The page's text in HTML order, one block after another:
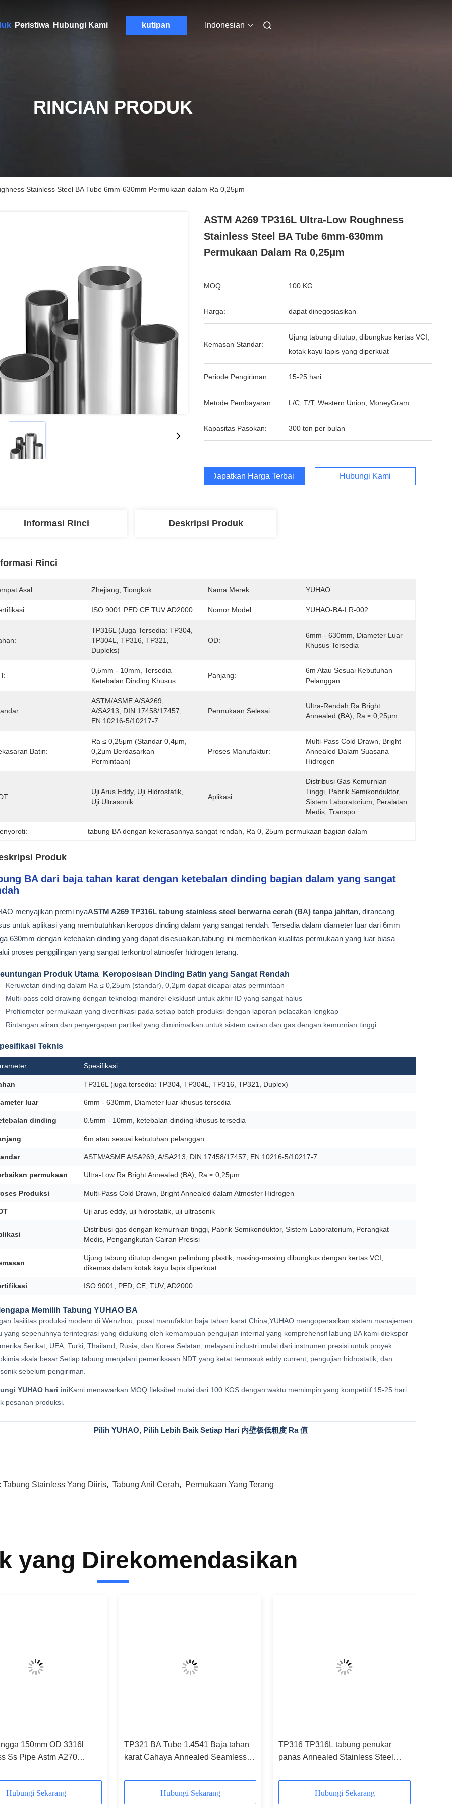
Peristiwa Hubungi Kami kutipan Indonesian
RINCIAN PRODUK
Stainless Steel BA Tube 6mm-630mm Permukaan dalam Ra 0,25μm
ASTM A269 TP316L Ultra-Low Roughness
Stainless Steel BA Tube 6mm-630mm
Permukaan Dalam Ra 0,25μm
MOQ: 100 KG
Harga: dapat dinegosiasikan
Kemasan Standar:
Ujung tabung ditutup, dibungkus kertas VCI,
kotak kayu lapis yang diperkuat
Periode Pengiriman: 15-25 hari
Metode Pembayaran: L/C, T/T, Western Union, MoneyGram
Kapasitas Pasokan: 300 ton per bulan
Dapatkan Harga Terbaik Hubungi Kami
Informasi Rinci Deskripsi Produk
Rinci
Asal Zhejiang, Tiongkok Nama Merek YUHAO
ISO 9001 PED CE TUV AD2000 Nomor Model YUHAO-BA-LR-002
TP316L (juga Tersedia: TP304,
TP304L, TP316, TP321,
Dupleks)
OD:
6mm - 630mm, Diameter Luar
Khusus Tersedia
0,5mm - 10mm, Tersedia
Ketebalan Dinding Khusus
Panjang:
6m Atau Sesuai Kebutuhan
Pelanggan
ASTM/ASME A/SA269,
A/SA213, DIN 17458/17457,
EN 10216-5/10217-7
Permukaan Selesai:
Ultra-Rendah Ra Bright
Annealed (BA), Ra ≤ 0,25μm
Batin:
Ra ≤ 0,25μm (standar 0,4μm,
0,2μm Berdasarkan
Permintaan)
Proses Manufaktur:
Multi-Pass Cold Drawn, Bright
Annealed Dalam Suasana
Hidrogen
Uji Arus Eddy, Uji Hidrostatik,
Uji Ultrasonik
Aplikasi:
Distribusi Gas Kemurnian
Tinggi, Pabrik Semikonduktor,
Sistem Laboratorium, Peralatan
Medis, Transpo
tabung BA dengan kekerasannya sangat rendah Ra 0 25μm permukaan bagian dalam
Produk
BA dari baja tahan karat dengan ketebalan dinding bagian dalam yang sangat
menyajikan premi nyaASTM A269 TP316L tabung stainless steel berwarna cerah (BA) tanpa jahitan, dirancang
untuk aplikasi yang membutuhkan keropos dinding dalam yang sangat rendah. Tersedia dalam diameter luar dari 6mm
630mm dengan ketebalan dinding yang dapat disesuaikan,tabung ini memberikan kualitas permukaan yang luar biasa
proses penggilingan yang sangat terkontrol atmosfer hidrogen terang.
Produk Utama ️ Keroposisan Dinding Batin yang Sangat Rendah
Keruwetan dinding dalam Ra ≤ 0,25μm (standar), 0,2μm dapat dicapai atas permintaan
Multi-pass cold drawing dengan teknologi mandrel eksklusif untuk akhir ID yang sangat halus
Profilometer permukaan yang diverifikasi pada setiap batch produksi dengan laporan pelacakan lengkap
Rintangan aliran dan penyergapan partikel yang diminimalkan untuk sistem cairan dan gas dengan kemurnian tinggi
Teknis
Spesifikasi
TP316L (juga tersedia: TP304, TP304L, TP316, TP321, Duplex)
luar 6mm - 630mm, Diameter luar khusus tersedia
dinding 0.5mm - 10mm, ketebalan dinding khusus tersedia
6m atau sesuai kebutuhan pelanggan
ASTM/ASME A/SA269, A/SA213, DIN 17458/17457, EN 10216-5/10217-7
permukaan Ultra-Low Ra Bright Annealed (BA), Ra ≤ 0,25μm
Produksi Multi-Pass Cold Drawn, Bright Annealed dalam Atmosfer Hidrogen
Uji arus eddy, uji hidrostatik, uji ultrasonik
Distribusi gas dengan kemurnian tinggi, Pabrik Semikonduktor, Sistem Laboratorium, Perangkat
Medis, Pengangkutan Cairan Presisi
Ujung tabung ditutup dengan pelindung plastik, masing-masing dibungkus dengan kertas VCI,
dikemas dalam kotak kayu lapis diperkuat
ISO 9001, PED, CE, TUV, AD2000
Memilih Tabung YUHAO BA
fasilitas produksi modern di Wenzhou, pusat manufaktur baja tahan karat China,YUHAO mengoperasikan sistem manajemen
yang sepenuhnya terintegrasi yang didukung oleh kemampuan pengujian internal yang komprehensifTabung BA kami diekspor
Serikat, UEA, Turki, Thailand, Rusia, dan Korea Selatan, melayani industri mulai dari instrumen presisi untuk proyek
skala besar.Setiap tabung menjalani pemeriksaan NDT yang ketat termasuk eddy current, pengujian hidrostatik, dan
sebelum pengiriman.
YUHAO hari iniKami menawarkan MOQ fleksibel mulai dari 100 KGS dengan waktu memimpin yang kompetitif 15-25 hari
pesanan produksi.
Pilih YUHAO, Pilih Lebih Baik Setiap Hari 内壁极低粗度 Ra 值
Tabung Stainless Yang Diiris, Tabung Anil Cerah, Permukaan Yang Terang
yang Direkomendasikan
150mm OD 3316l
Ss Pipe Astm A270
Hubungi Sekarang
TP321 BA Tube 1.4541 Baja tahan
karat Cahaya Annealed Seamless
Hubungi Sekarang
TP316 TP316L tabung penukar
panas Annealed Stainless Steel
Hubungi Sekarang